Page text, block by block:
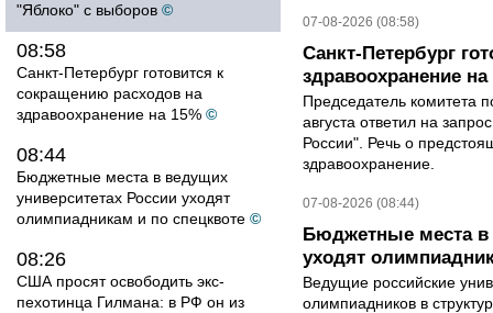
"Яблоко" с выборов ©
08:58
Санкт-Петербург готовится к
сокращению расходов на
здравоохранение на 15% ©
08:44
Бюджетные места в ведущих
университетах России уходят
олимпиадникам и по спецквоте ©
08:26
США просят освободить экс-
пехотинца Гилмана: в РФ он из
07-08-2026 (08:58)
Санкт-Петербург
здравоохранение на
Председатель комитета
августа ответил на
России". Речь о
здравоохранение.
07-08-2026 (08:44)
Бюджетные места в
уходят
Ведущие российские
олимпиадников в